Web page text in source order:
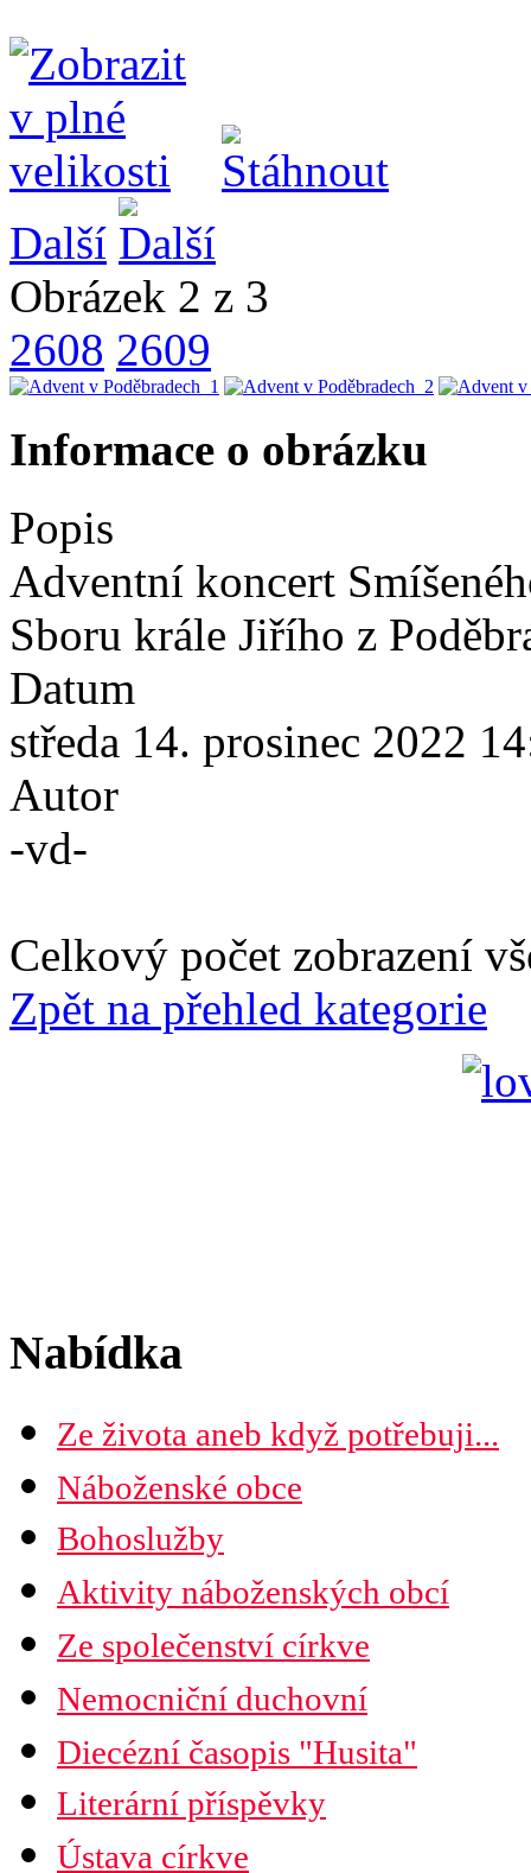
Další
Obrázek 2 z 3
2608 2609
Informace o obrázku
Popis
Adventní koncert
Sboru krále Jiřího z
Datum
středa 14. prosinec 2022
Autor
-vd-
Celkový počet zobrazení
Zpět na přehled kategorie
Nabídka
Ze života aneb když potřebuji...
Náboženské obce
Mapa diecéze
Bohoslužby
Aktivity náboženských obcí
Ze společenství církve
Nemocniční duchovní
Diecézní časopis "Husita"
Předplatné
Literární příspěvky
Ústava církve